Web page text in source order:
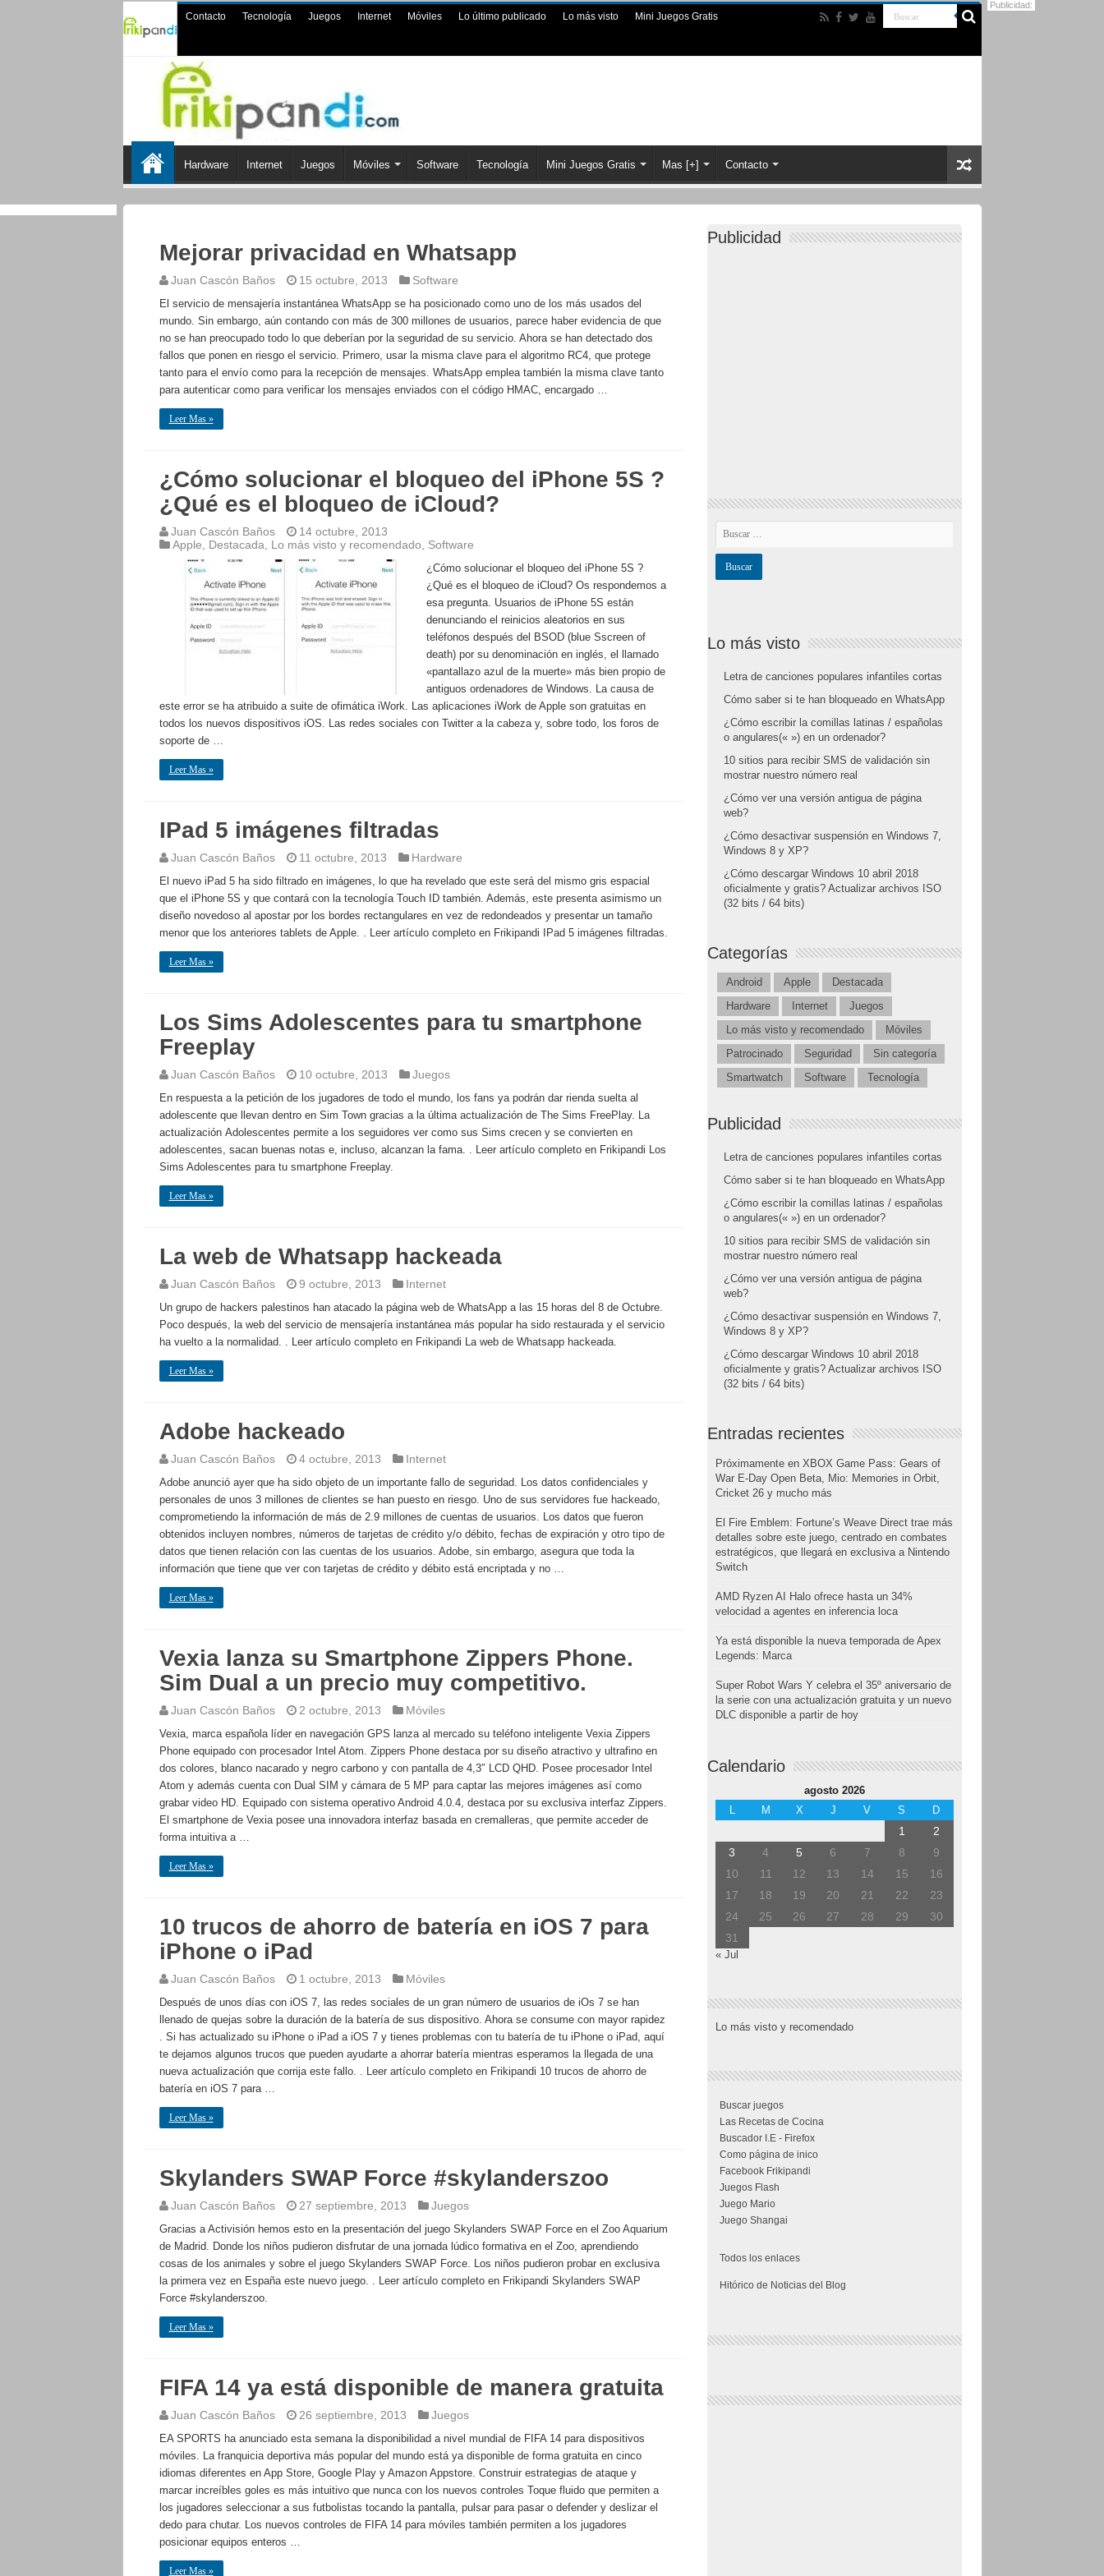
Contacto Tecnología Juegos Internet Móviles Lo último publicado Lo más visto Mini Juegos Gratis
Hardware Internet Juegos Móviles Software Tecnología Mini Juegos Gratis Mas [+] Contacto
Mejorar privacidad en Whatsapp
Juan Cascón Baños 15 octubre, 2013 Software
El servicio de mensajería instantánea WhatsApp se ha posicionado como uno de los más usados del
mundo. Sin embargo, aún contando con más de 300 millones de usuarios, parece haber evidencia de que
no se han preocupado todo lo que deberían por la seguridad de su servicio. Ahora se han detectado dos
fallos que ponen en riesgo el servicio. Primero, usar la misma clave para el algoritmo RC4, que protege
tanto para el envío como para la recepción de mensajes. WhatsApp emplea también la misma clave tanto
para autenticar como para verificar los mensajes enviados con el código HMAC, encargado …
Leer Mas »
¿Cómo solucionar el bloqueo del iPhone 5S ?
¿Qué es el bloqueo de iCloud?
Juan Cascón Baños
14 octubre, 2013
Apple
Destacada Lo más visto y recomendado Software
¿Cómo solucionar el bloqueo del iPhone 5S ?
¿Qué es el bloqueo de iCloud? Os respondemos a
esa pregunta. Usuarios de iPhone 5S están
denunciando el reinicios aleatorios en sus
teléfonos después del BSOD (blue Sscreen of
death) por su denominación en inglés, el llamado
«pantallazo azul de la muerte» más bien propio de
antiguos ordenadores de Windows. La causa de
este error se ha atribuido a suite de ofimática iWork. Las aplicaciones iWork de Apple son gratuitas en
todos los nuevos dispositivos iOS. Las redes sociales con Twitter a la cabeza y, sobre todo, los foros de
soporte de …
Leer Mas »
IPad 5 imágenes filtradas
Juan Cascón Baños 11 octubre, 2013 Hardware
El nuevo iPad 5 ha sido filtrado en imágenes, lo que ha revelado que este será del mismo gris espacial
que el iPhone 5S y que contará con la tecnología Touch ID también. Además, este presenta asimismo un
diseño novedoso al apostar por los bordes rectangulares en vez de redondeados y presentar un tamaño
menor que los anteriores tablets de Apple. . Leer artículo completo en Frikipandi IPad 5 imágenes filtradas.
Leer Mas »
Los Sims Adolescentes para tu smartphone
Freeplay
Juan Cascón Baños 10 octubre, 2013 Juegos
En respuesta a la petición de los jugadores de todo el mundo, los fans ya podrán dar rienda suelta al
adolescente que llevan dentro en Sim Town gracias a la última actualización de The Sims FreePlay. La
actualización Adolescentes permite a los seguidores ver como sus Sims crecen y se convierten en
adolescentes, sacan buenas notas e, incluso, alcanzan la fama. . Leer artículo completo en Frikipandi Los
Sims Adolescentes para tu smartphone Freeplay.
Leer Mas »
La web de Whatsapp hackeada
Juan Cascón Baños 9 octubre, 2013 Internet
Un grupo de hackers palestinos han atacado la página web de WhatsApp a las 15 horas del 8 de Octubre.
Poco después, la web del servicio de mensajería instantánea más popular ha sido restaurada y el servicio
ha vuelto a la normalidad. . Leer artículo completo en Frikipandi La web de Whatsapp hackeada.
Leer Mas »
Adobe hackeado
Juan Cascón Baños 4 octubre, 2013 Internet
Adobe anunció ayer que ha sido objeto de un importante fallo de seguridad. Los datos confidenciales y
personales de unos 3 millones de clientes se han puesto en riesgo. Uno de sus servidores fue hackeado,
comprometiendo la información de más de 2.9 millones de cuentas de usuarios. Los datos que fueron
obtenidos incluyen nombres, números de tarjetas de crédito y/o débito, fechas de expiración y otro tipo de
datos que tienen relación con las cuentas de los usuarios. Adobe, sin embargo, asegura que toda la
información que tiene que ver con tarjetas de crédito y débito está encriptada y no …
Leer Mas »
Vexia lanza su Smartphone Zippers Phone.
Sim Dual a un precio muy competitivo.
Juan Cascón Baños 2 octubre, 2013 Móviles
Vexia, marca española líder en navegación GPS lanza al mercado su teléfono inteligente Vexia Zippers
Phone equipado con procesador Intel Atom. Zippers Phone destaca por su diseño atractivo y ultrafino en
dos colores, blanco nacarado y negro carbono y con pantalla de 4,3″ LCD QHD. Posee procesador Intel
Atom y además cuenta con Dual SIM y cámara de 5 MP para captar las mejores imágenes así como
grabar video HD. Equipado con sistema operativo Android 4.0.4, destaca por su exclusiva interfaz Zippers.
El smartphone de Vexia posee una innovadora interfaz basada en cremalleras, que permite acceder de
forma intuitiva a …
Leer Mas »
10 trucos de ahorro de batería en iOS 7 para
iPhone o iPad
Juan Cascón Baños 1 octubre, 2013 Móviles
Después de unos días con iOS 7, las redes sociales de un gran número de usuarios de iOs 7 se han
llenado de quejas sobre la duración de la batería de sus dispositivo. Ahora se consume con mayor rapidez
. Si has actualizado su iPhone o iPad a iOS 7 y tienes problemas con tu batería de tu iPhone o iPad, aquí
te dejamos algunos trucos que pueden ayudarte a ahorrar batería mientras esperamos la llegada de una
nueva actualización que corrija este fallo. . Leer artículo completo en Frikipandi 10 trucos de ahorro de
batería en iOS 7 para …
Leer Mas »
Skylanders SWAP Force #skylanderszoo
Juan Cascón Baños 27 septiembre, 2013 Juegos
Gracias a Activisión hemos esto en la presentación del juego Skylanders SWAP Force en el Zoo Aquarium
de Madrid. Donde los niños pudieron disfrutar de una jornada lúdico formativa en el Zoo, aprendiendo
cosas de los animales y sobre el juego Skylanders SWAP Force. Los niños pudieron probar en exclusiva
la primera vez en España este nuevo juego. . Leer artículo completo en Frikipandi Skylanders SWAP
Force #skylanderszoo.
Leer Mas »
FIFA 14 ya está disponible de manera gratuita
Juan Cascón Baños 26 septiembre, 2013 Juegos
EA SPORTS ha anunciado esta semana la disponibilidad a nivel mundial de FIFA 14 para dispositivos
móviles. La franquicia deportiva más popular del mundo está ya disponible de forma gratuita en cinco
idiomas diferentes en App Store, Google Play y Amazon Appstore. Construir estrategias de ataque y
marcar increíbles goles es más intuitivo que nunca con los nuevos controles Toque fluido que permiten a
los jugadores seleccionar a sus futbolistas tocando la pantalla, pulsar para pasar o defender y deslizar el
dedo para chutar. Los nuevos controles de FIFA 14 para móviles también permiten a los jugadores
posicionar equipos enteros …
Leer Mas »
Publicidad
Lo más visto
Letra de canciones populares infantiles cortas
Cómo saber si te han bloqueado en WhatsApp
¿Cómo escribir la comillas latinas / españolas
o angulares(« ») en un ordenador?
10 sitios para recibir SMS de validación sin
mostrar nuestro número real
¿Cómo ver una versión antigua de página
web?
¿Cómo desactivar suspensión en Windows 7,
Windows 8 y XP?
¿Cómo descargar Windows 10 abril 2018
oficialmente y gratis? Actualizar archivos ISO
(32 bits / 64 bits)
Categorías
Android Apple
Destacada
Hardware
Internet
Juegos
Lo más visto y recomendado
Móviles
Patrocinado
Seguridad
Sin categoría
Smartwatch
Software Tecnología
Publicidad
Letra de canciones populares infantiles cortas
Cómo saber si te han bloqueado en WhatsApp
¿Cómo escribir la comillas latinas / españolas
o angulares(« ») en un ordenador?
10 sitios para recibir SMS de validación sin
mostrar nuestro número real
¿Cómo ver una versión antigua de página
web?
¿Cómo desactivar suspensión en Windows 7,
Windows 8 y XP?
¿Cómo descargar Windows 10 abril 2018
oficialmente y gratis? Actualizar archivos ISO
(32 bits / 64 bits)
Entradas recientes
Próximamente en XBOX Game Pass: Gears of
War E-Day Open Beta, Mio: Memories in Orbit,
Cricket 26 y mucho más
El Fire Emblem: Fortune’s Weave Direct trae más
detalles sobre este juego, centrado en combates
estratégicos, que llegará en exclusiva a Nintendo
Switch
AMD Ryzen AI Halo ofrece hasta un 34%
velocidad a agentes en inferencia loca
Ya está disponible la nueva temporada de Apex
Legends: Marca
Super Robot Wars Y celebra el 35º aniversario de
la serie con una actualización gratuita y un nuevo
DLC disponible a partir de hoy
Calendario
agosto 2026
L
M X J V S D
1
2
3
4 5 6 7 8
9
10
11 12 13 14 15
16
17
18 19 20 21 22
23
24
25 26 27 28 29
30
31
« Jul
Lo más visto y recomendado
Buscar juegos
Las Recetas de Cocina
Buscador I.E - Firefox
Como página de inico
Facebook Frikipandi
Juegos Flash
Juego Mario
Juego Shangai
Todos los enlaces
Hitórico de Noticias del Blog
Publicidad: